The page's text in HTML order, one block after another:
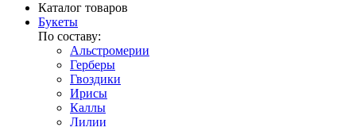
Каталог товаров
Букеты
По составу:
Альстромерии
Герберы
Гвоздики
Ирисы
Каллы
Лилии